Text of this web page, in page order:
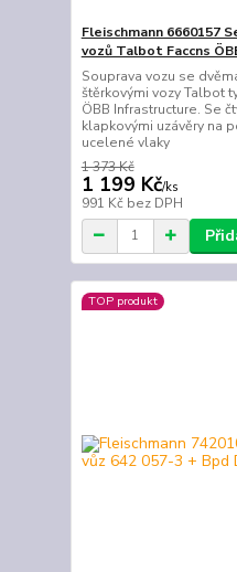
Fleischmann 6660157
vozů Talbot Faccns
Souprava vozu se
štěrkovými vozy Talbot
ÖBB Infrastructure. Se
klapkovými uzávěry na
ucelené vlaky
1 373 Kč
1 199 Kč/ks
991 Kč bez DPH
TOP produkt